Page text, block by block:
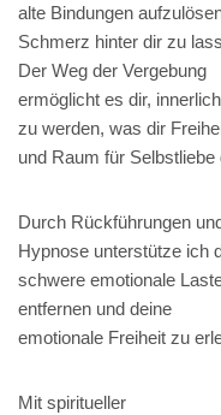
alte Bindungen
Schmerz hinter dir zu
Der Weg der Vergebung
ermöglicht es dir,
zu werden, was dir
und Raum für Selbstliebe
Durch Rückführungen
Hypnose unterstütze ich
schwere emotionale
entfernen und deine
emotionale Freiheit zu
Mit spiritueller